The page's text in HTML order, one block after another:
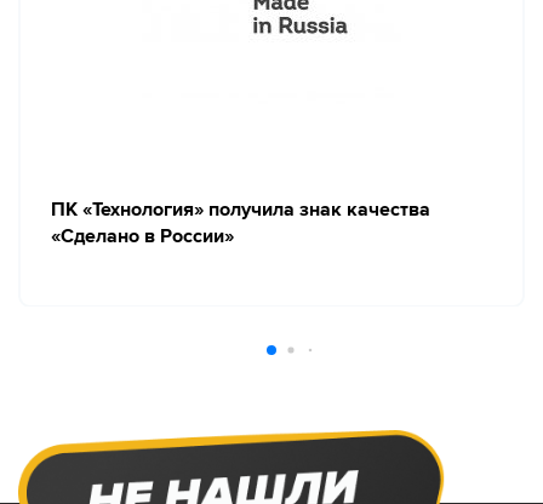
ПК «Технология» получила знак качества
«Сделано в России»